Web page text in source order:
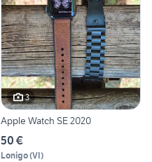
3
Apple Watch SE 2020
50 €
Lonigo(VI)